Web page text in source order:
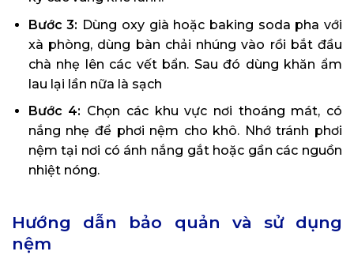
Bước 3: Dùng oxy già hoặc baking soda pha với
xà phòng, dùng bàn chải nhúng vào rồi bắt đầu
chà nhẹ lên các vết bẩn. Sau đó dùng khăn ẩm
lau lại lần nữa là sạch
Bước 4: Chọn các khu vực nơi thoáng mát, có
nắng nhẹ để phơi nệm cho khô. Nhớ tránh phơi
nệm tại nơi có ánh nắng gắt hoặc gần các nguồn
nhiệt nóng.
Hướng dẫn bảo quản và sử dụng
nệm